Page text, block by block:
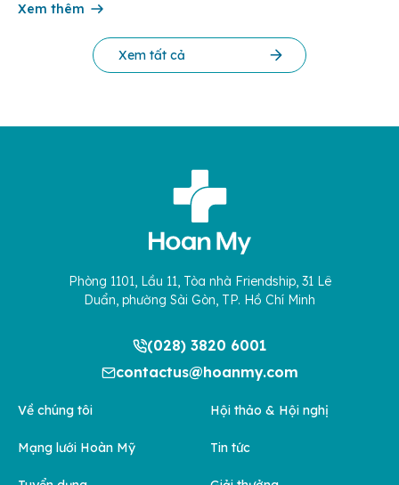
cứu Phát triển Doanh nghiệp Châu Á […]
Xem thêm
Xem tất cả
Phòng 1101, Lầu 11, Tòa nhà Friendship, 31 Lê
Duẩn, phường Sài Gòn, TP. Hồ Chí Minh
(028) 3820 6001
contactus@hoanmy.com
Về chúng tôi
Mạng lưới Hoàn Mỹ
Hội thảo & Hội nghị
Tin tức